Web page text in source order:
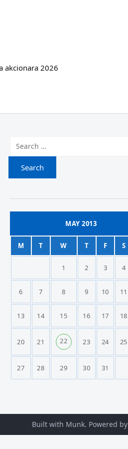
akcionara 2026
Search for:
MAY 2013
M T W T F S
1 2 3 4
6 7 8 9 10 11
13 14 15 16 17 18
20 21 22 23 24 25
27 28 29 30 31
Built with Munk. Powered by